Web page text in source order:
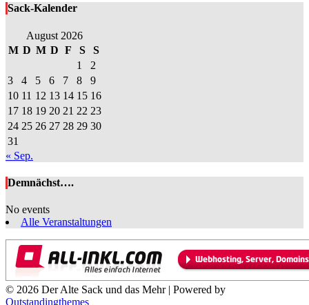
Sack-Kalender
August 2026
M D M D F S
S
1
2
3
4 5 6 7 8
9
10 11 12 13 14 15 16
17 18 19 20 21 22 23
24 25 26 27 28 29 30
31
« Sep.
Demnächst….
No events
Alle Veranstaltungen
© 2026 Der Alte Sack und das Mehr | Powered by
Outstandingthemes